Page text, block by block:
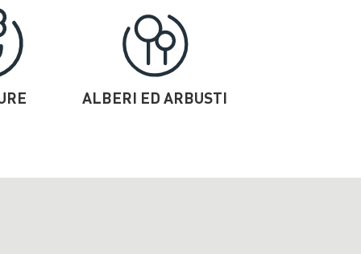
ALBERI ED ARBUSTI